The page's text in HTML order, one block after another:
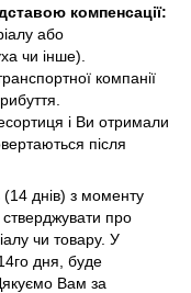
компенсації:
або
чи інше).
компанії
і Ви отримали
після
(14 днів) з моменту
про
чи товару. У
дня, буде
Вам за